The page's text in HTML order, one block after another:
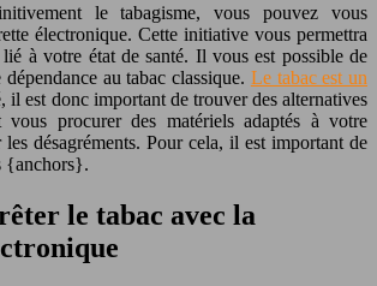
le tabagisme, vous pouvez vous
électronique. Cette initiative vous permettra
à votre état de santé. Il vous est possible de
au tabac classique. Le tabac est un
il est donc important de trouver des alternatives
procurer des matériels adaptés à votre
désagréments. Pour cela, il est important de
{anchors}.
le tabac avec la